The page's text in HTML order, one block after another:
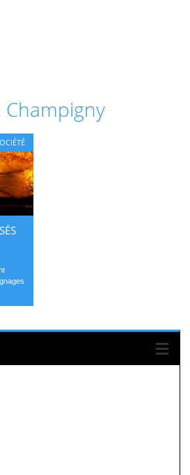
Champigny